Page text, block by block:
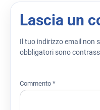
Lascia un
Il tuo indirizzo email non
obbligatori sono
Commento *